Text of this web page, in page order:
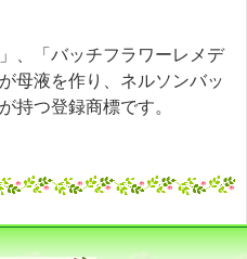
、「バッチフラワーレメデ
母液を作り、ネルソンバッ
持つ登録商標です。